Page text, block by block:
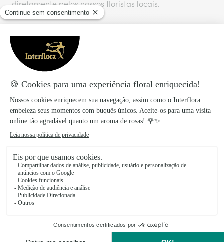
diretamente pelos nossos floristas locais.
Taxa de entrega
Entrega no mesmo dia para todas as encomendas
Também vais gostar
Descobre mais ideias para agradar